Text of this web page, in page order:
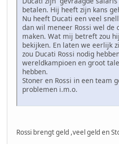
betalen. Hij heeft zijn kans
Nu heeft Ducati een veel
dan wil meneer Rossi wel de
maken. Wat mij betreft zou
bekijken. En laten we eerlijk
zou Ducati Rossi nodig
wereldkampioen en groot
hebben.
Stoner en Rossi in een team
problemen i.m.o.
Rossi brengt geld ,veel geld en